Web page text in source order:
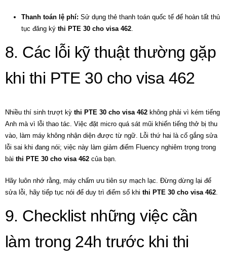
Thanh toán lệ phí: Sử dụng thẻ thanh toán quốc tế để hoàn tất thủ
tục đăng ký thi PTE 30 cho visa 462.
8. Các lỗi kỹ thuật thường gặp
khi thi PTE 30 cho visa 462
Nhiều thí sinh trượt kỳ thi PTE 30 cho visa 462 không phải vì kém tiếng
Anh mà vì lỗi thao tác. Việc đặt micro quá sát mũi khiến tiếng thở bị thu
vào, làm máy không nhận diện được từ ngữ. Lỗi thứ hai là cố gắng sửa
lỗi sai khi đang nói; việc này làm giảm điểm Fluency nghiêm trọng trong
bài thi PTE 30 cho visa 462 của bạn.
Hãy luôn nhớ rằng, máy chấm ưu tiên sự mạch lạc. Đừng dừng lại để
sửa lỗi, hãy tiếp tục nói để duy trì điểm số khi thi PTE 30 cho visa 462.
9. Checklist những việc cần
làm trong 24h trước khi thi